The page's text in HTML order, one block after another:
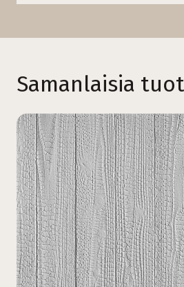
Samanlaisia